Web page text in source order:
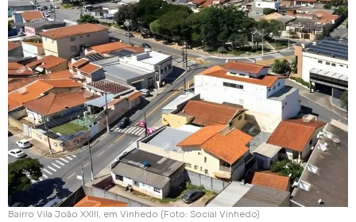
Bairro Vila João XXIII, em Vinhedo (Foto: Social Vinhedo)